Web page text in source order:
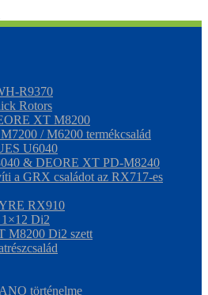
R9370
Rotors
XT M8200
/ M6200 termékcsalád
U6040
& DEORE XT PD-M8240
a GRX családot az RX717-es
RX910
Di2
M8200 Di2 szett
történelme